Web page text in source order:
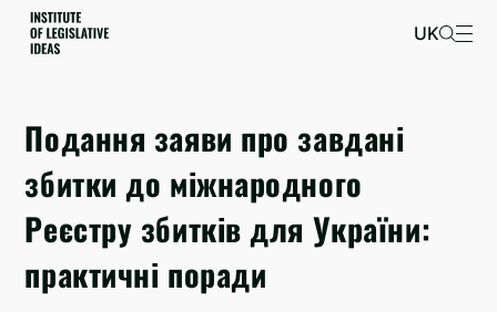
UK
Подання заяви про завдані
збитки до міжнародного
Реєстру збитків для України:
практичні поради